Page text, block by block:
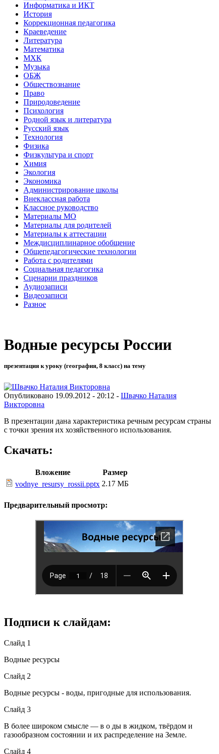
Информатика и ИКТ
История
Коррекционная педагогика
Краеведение
Литература
Математика
МХК
Музыка
ОБЖ
Обществознание
Право
Природоведение
Психология
Родной язык и литература
Русский язык
Технология
Физика
Физкультура и спорт
Химия
Экология
Экономика
Администрирование школы
Внеклассная работа
Классное руководство
Материалы МО
Материалы для родителей
Материалы к аттестации
Междисциплинарное обобщение
Общепедагогические технологии
Работа с родителями
Социальная педагогика
Сценарии праздников
Аудиозаписи
Видеозаписи
Разное
Водные ресурсы России
презентация к уроку (география, 8 класс) на тему
Опубликовано 19.09.2012 - 20:12 - Швачко Наталия
Викторовна
В презентации дана характеристика речным ресурсам страны
с точки зрения их хозяйственного использования.
Скачать:
Вложение
Размер
vodnye_resursy_rossii.pptx 2.17 МБ
Предварительный просмотр:
Подписи к слайдам:
Слайд 1
Водные ресурсы
Слайд 2
Водные ресурсы - воды, пригодные для использования.
Слайд 3
В более широком смысле — в о ды в жидком, твёрдом и
газообразном состоянии и их распределение на Земле.
Слайд 4